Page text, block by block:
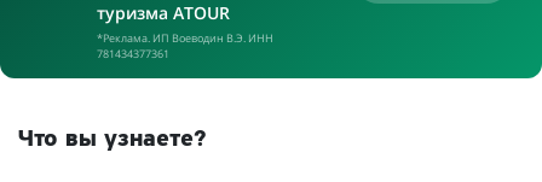
туризма ATOUR
*Реклама. ИП Воеводин В.Э. ИНН
781434377361
Что вы узнаете?